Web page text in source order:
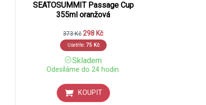
SEATOSUMMIT Passage Cup
355ml oranžová
373Kč 298 Kč
Ušetříte: 75 Kč
Skladem
Odesíláme do 24 hodin.
KOUPIT